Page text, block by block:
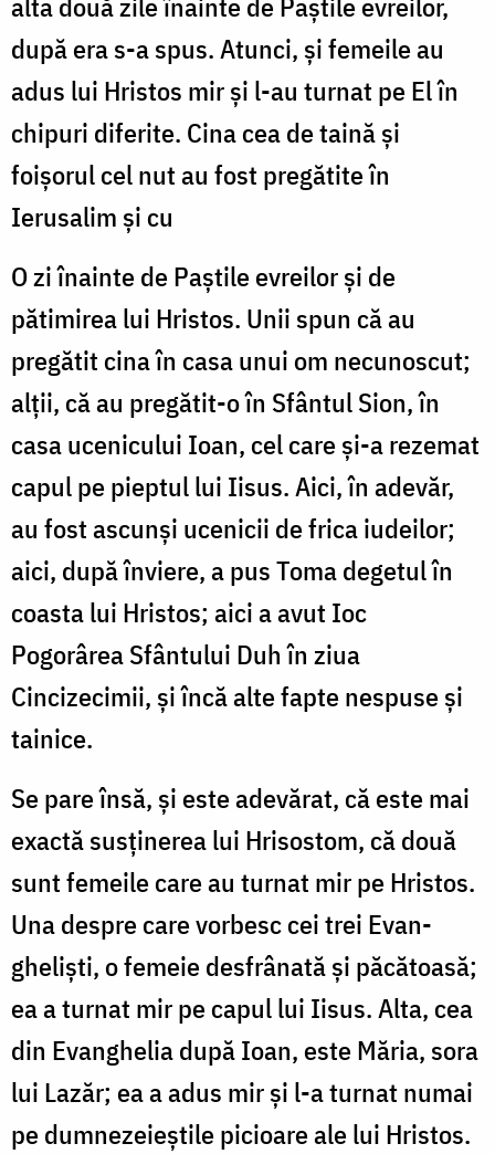
după era s-a spus. Atunci, și femeile au
adus lui Hristos mir și l-au turnat pe El în
chipuri diferite. Cina cea de taină și
foișorul cel nut au fost pregătite în
Ierusalim și cu
O zi înainte de Paștile evreilor și de
pătimirea lui Hristos. Unii spun că au
pregătit cina în casa unui om necunoscut;
alții, că au pregătit-o în Sfântul Sion, în
casa ucenicului Ioan, cel care și-a rezemat
capul pe pieptul lui Iisus. Aici, în adevăr,
au fost ascunși ucenicii de frica iudeilor;
aici, după înviere, a pus Toma degetul în
coasta lui Hristos; aici a avut Ioc
Pogorârea Sfântului Duh în ziua
Cincizecimii, și încă alte fapte nespuse și
tainice.
Se pare însă, și este adevărat, că este mai
exactă susținerea lui Hrisostom, că două
sunt femeile care au turnat mir pe Hristos.
Una despre care vorbesc cei trei Evan­
gheliști, o femeie desfrânată și păcătoasă;
ea a turnat mir pe capul lui Iisus. Alta, cea
din Evanghelia după Ioan, este Măria, sora
lui Lazăr; ea a adus mir și l-a turnat numai
pe dumnezeieștile picioare ale lui Hristos.